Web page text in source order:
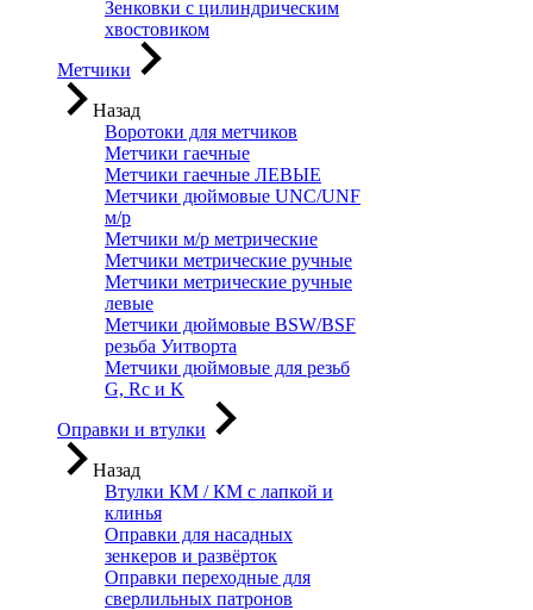
Зенковки с цилиндрическим
хвостовиком
Метчики
Назад
Воротоки для метчиков
Метчики гаечные
Метчики гаечные ЛЕВЫЕ
Метчики дюймовые UNC/UNF
м/р
Метчики м/р метрические
Метчики метрические ручные
Метчики метрические ручные
левые
Метчики дюймовые BSW/BSF
резьба Уитворта
Метчики дюймовые для резьб
G, Rc и K
Оправки и втулки
Назад
Втулки КМ / КМ с лапкой и
клинья
Оправки для насадных
зенкеров и развёрток
Оправки переходные для
сверлильных патронов